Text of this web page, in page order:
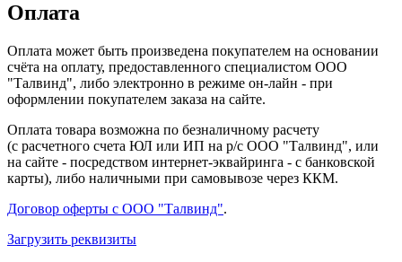
Оплата
Оплата может быть произведена покупателем на основании
счёта на оплату, предоставленного специалистом ООО
"Талвинд", либо электронно в режиме он-лайн - при
оформлении покупателем заказа на сайте.
Оплата товара возможна по безналичному расчету
(с расчетного счета ЮЛ или ИП на р/с ООО "Талвинд", или
на сайте - посредством интернет-эквайринга - с банковской
карты), либо наличными при самовывозе через ККМ.
Договор оферты с ООО "Талвинд".
Загрузить реквизиты